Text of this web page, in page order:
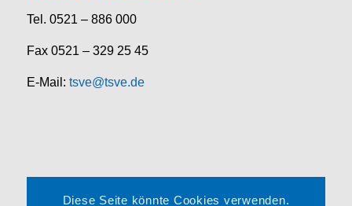
Tel. 0521 – 886 000
Fax 0521 – 329 25 45
E-Mail: tsve@tsve.de
Diese Seite könnte Cookies verwenden.